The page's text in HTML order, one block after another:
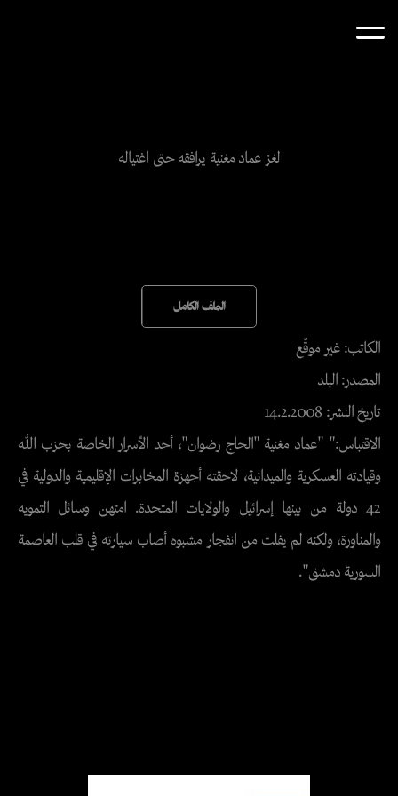
لغز عماد مغنية يرافقه حتى اغتياله
الملف الكامل
الكاتب: غير موقّع
المصدر: البلد
تاريخ النشر: 14.2.2008
الاقتباس:" "عماد مغنية "الحاج رضوان"، أحد الأسرار الخاصة بحزب الله
وقيادته العسكرية والميدانية، لاحقته أجهزة المخابرات الإقليمية والدولية في
42 دولة من بينها إسرائيل والولايات المتحدة. امتهن وسائل التمويه
والمناورة، ولكنه لم يفلت من انفجار مشبوه أصاب سيارته في قلب العاصمة
السورية دمشق".